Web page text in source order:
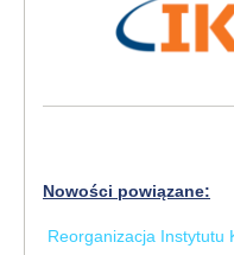
Nowości powiązane:
Reorganizacja Instytutu